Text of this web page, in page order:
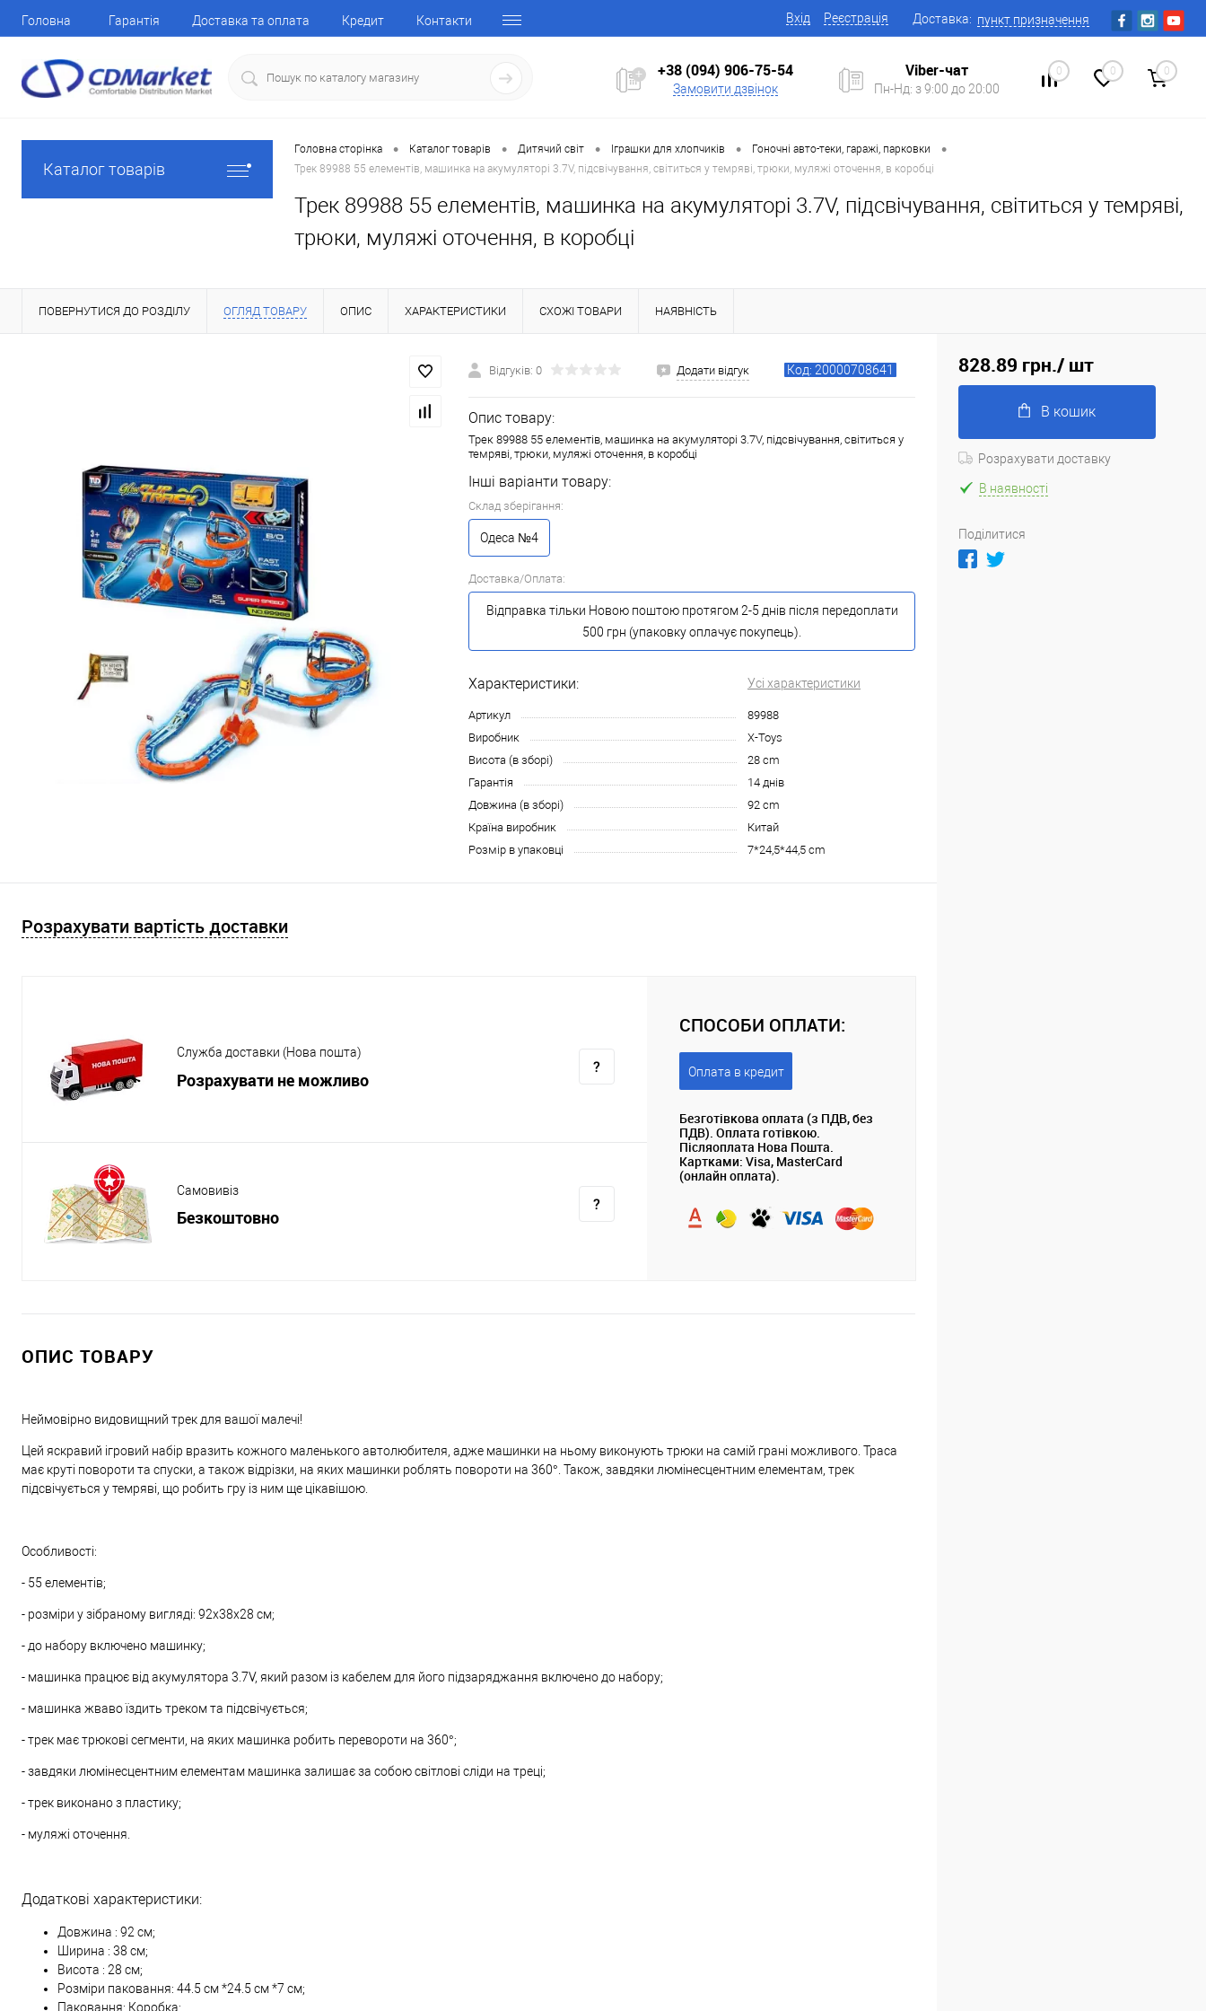
Головна Гарантія Доставка та оплата Кредит Контакти Вхід Реєстрація Доставка: пункт призначення
+38 (094) 906-75-54
Замовити дзвінок
Viber-чат
Пн-Нд: з 9:00 до 20:00
0 0 0
Каталог товарів
Головна сторінка • Каталог товарів • Дитячий світ • Іграшки для хлопчиків • Гоночні авто-теки, гаражі, парковки •
Трек 89988 55 елементів, машинка на акумуляторі 3.7V, підсвічування, світиться у темряві, трюки, муляжі оточення, в коробці
Трек 89988 55 елементів, машинка на акумуляторі 3.7V, підсвічування, світиться у темряві,
трюки, муляжі оточення, в коробці
ПОВЕРНУТИСЯ ДО РОЗДІЛУ ОГЛЯД ТОВАРУ ОПИС ХАРАКТЕРИСТИКИ СХОЖІ ТОВАРИ НАЯВНІСТЬ
Відгуків: 0 Додати відгук Код: 20000708641
Опис товару:
Трек 89988 55 елементів, машинка на акумуляторі 3.7V, підсвічування, світиться у
темряві, трюки, муляжі оточення, в коробці
Інші варіанти товару:
Склад зберігання:
Одеса №4
Доставка/Оплата:
Відправка тільки Новою поштою протягом 2-5 днів після передоплати
500 грн (упаковку оплачує покупець).
Характеристики: Усі характеристики
Артикул
89988
Виробник
X-Toys
Висота (в зборі)
28 cm
Гарантія
14 днів
Довжина (в зборі)
92 cm
Країна виробник
Китай
Розмір в упаковці
7*24,5*44,5 cm
Розрахувати вартість доставки
Служба доставки (Нова пошта)
Розрахувати не можливо
Самовивіз
Безкоштовно
СПОСОБИ ОПЛАТИ:
Оплата в кредит
Безготівкова оплата (з ПДВ, без
ПДВ). Оплата готівкою.
Післяоплата Нова Пошта.
Картками: Visa, MasterCard
(онлайн оплата).
ОПИС ТОВАРУ
Неймовірно видовищний трек для вашої малечі!
Цей яскравий ігровий набір вразить кожного маленького автолюбителя, адже машинки на ньому виконують трюки на самій грані можливого. Траса
має круті повороти та спуски, а також відрізки, на яких машинки роблять повороти на 360°. Також, завдяки люмінесцентним елементам, трек
підсвічується у темряві, що робить гру із ним ще цікавішою.
Особливості:
- 55 елементів;
- розміри у зібраному вигляді: 92х38х28 см;
- до набору включено машинку;
- машинка працює від акумулятора 3.7V, який разом із кабелем для його підзаряджання включено до набору;
- машинка жваво їздить треком та підсвічується;
- трек має трюкові сегменти, на яких машинка робить перевороти на 360°;
- завдяки люмінесцентним елементам машинка залишає за собою світлові сліди на треці;
- трек виконано з пластику;
- муляжі оточення.
Додаткові характеристики:
Довжина : 92 см;
Ширина : 38 см;
Висота : 28 см;
Розміри паковання: 44.5 см *24.5 см *7 см;
Паковання: Коробка;
828.89 грн./ шт
В кошик
Розрахувати доставку
В наявності
Поділитися